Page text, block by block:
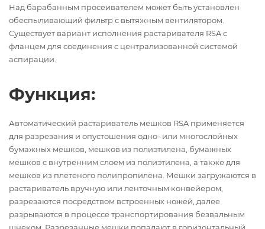
Над барабанным просеивателем может быть установлен
обеспыливающий фильтр с вытяжным вентилятором.
Существует вариант исполнения растаривателя RSA с
фланцем для соединения с централизованной системой
аспирации.
Функция:
Автоматический растариватель мешков RSA применяется
для разрезания и опустошения одно- или многослойных
бумажных мешков, мешков из полиэтилена, бумажных
мешков с внутренним слоем из полиэтилена, а также для
мешков из плетеного полипропилена. Мешки загружаются в
растариватель вручную или ленточным конвейером,
разрезаются посредством встроенных ножей, далее
разрываются в процессе транспортирования безвальным